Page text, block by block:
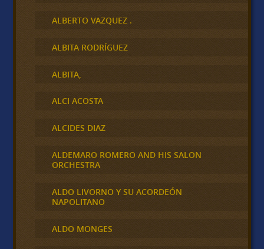
ALBERTO VAZQUEZ .
ALBITA RODRÍGUEZ
ALBITA,
ALCI ACOSTA
ALCIDES DIAZ
ALDEMARO ROMERO AND HIS SALON
ORCHESTRA
ALDO LIVORNO Y SU ACORDEÓN
NAPOLITANO
ALDO MONGES